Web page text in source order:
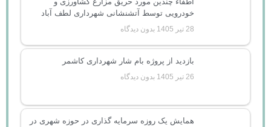
خودرویی توسط آتشنشانی شهرداری لطف آباد
28 تیر 1405 بدون دیدگاه
بازدید از پروژه بام شار شهرداری کاشمر
26 تیر 1405 بدون دیدگاه
همایش یک روزه سرمایه گذاری در حوزه شهری در